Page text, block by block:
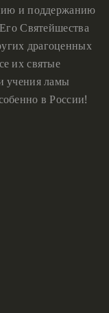
и поддержанию
Святейшества
драгоценных
их святые
учения ламы
в России!